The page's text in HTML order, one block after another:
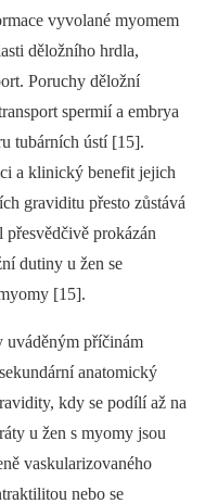
vyvolané myomem
děložního hrdla,
Poruchy děložní
spermií a embrya
tubárních ústí [15].
a klinický benefit jejich
graviditu přesto zůstává
prokázán
dutiny u žen se
[15].
uváděným příčinám
anatomický
kdy se podílí až na
u žen s myomy jsou
vaskularizovaného
nebo se